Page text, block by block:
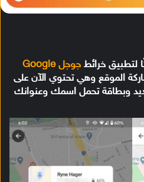
لتطبيق خرائط جوجل Google
الموقع وهي تحتوي الآن على
وبطاقة تحمل اسمك وعنوانك